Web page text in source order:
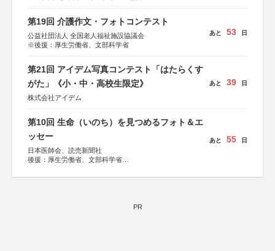
第19回 介護作文・フォトコンテスト
公益社団法人 全国老人福祉施設協議会
※後援：厚生労働省、文部科学省
あと 53 日
第21回 アイデム写真コンテスト「はたらくす
がた」《小・中・高校生限定》
株式会社アイデム
あと 39 日
第10回 生命（いのち）を見つめるフォト＆エ
ッセー
日本医師会、読売新聞社
後援：厚生労働省、文部科学省
しん生命保険株式会社
あと 55 日
PR